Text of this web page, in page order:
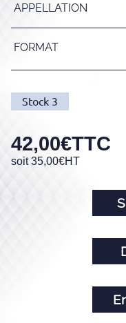
APPELLATION
FORMAT
Stock 3
42,00€TTC
soit 35,00€HT